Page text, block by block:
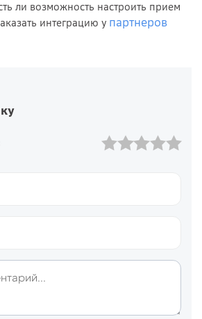
ли возможность настроить прием
интеграцию у партнеров